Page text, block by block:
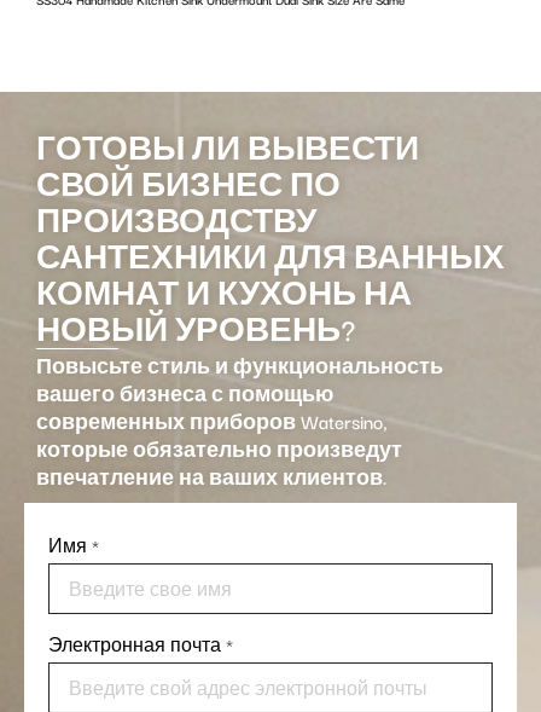
ГОТОВЫ ЛИ ВЫВЕСТИ
СВОЙ БИЗНЕС ПО
ПРОИЗВОДСТВУ
САНТЕХНИКИ ДЛЯ ВАННЫХ
КОМНАТ И КУХОНЬ НА
НОВЫЙ УРОВЕНЬ?
Повысьте стиль и функциональность
вашего бизнеса с помощью
современных приборов Watersino,
которые обязательно произведут
впечатление на ваших клиентов.
Имя *
Электронная почта*